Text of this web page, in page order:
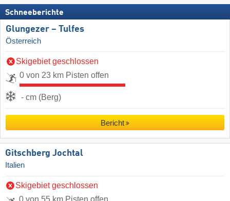
Schneeberichte
Glungezer – Tulfes
Österreich
Skigebiet geschlossen
0 von 23 km Pisten offen
- cm (Berg)
Bericht
Gitschberg Jochtal
Italien
Skigebiet geschlossen
0 von 55 km Pisten offen